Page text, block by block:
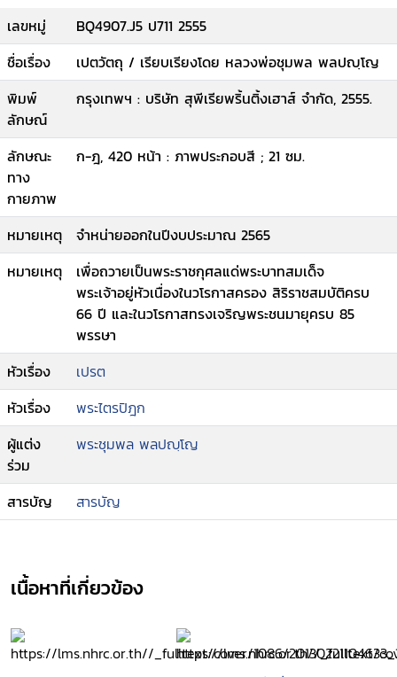
เลขหมู่
BQ4907.J5 ป711 2555
ชื่อเรื่อง
เปตวัตถุ / เรียบเรียงโดย หลวงพ่อชุมพล พลปญฺโญ
พิมพ์
ลักษณ์
กรุงเทพฯ : บริษัท สุพีเรียพริ้นติ้งเฮาส์ จำกัด, 2555.
ลักษณะ
ทาง
กายภาพ
ก-ฎ, 420 หน้า : ภาพประกอบสี ; 21 ซม.
หมายเหตุ
จำหน่ายออกในปีงบประมาณ 2565
หมายเหตุ
เพื่อถวายเป็นพระราชกุศลแด่พระบาทสมเด็จ
พระเจ้าอยู่หัวเนื่องในวโรกาสครอง สิริราชสมบัติครบ
66 ปี และในวโรกาสทรงเจริญพระชนมายุครบ 85
พรรษา
หัวเรื่อง
เปรต
หัวเรื่อง
พระไตรปิฎก
ผู้แต่ง
ร่วม
พระชุมพล พลปญฺโญ
สารบัญ สารบัญ
เนื้อหาที่เกี่ยวข้อง